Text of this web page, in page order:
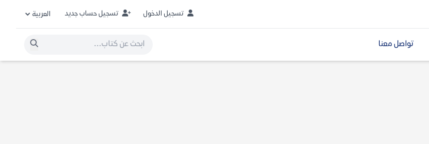
تسجيل الدخول تسجيل حساب جديد
تواصل معنا